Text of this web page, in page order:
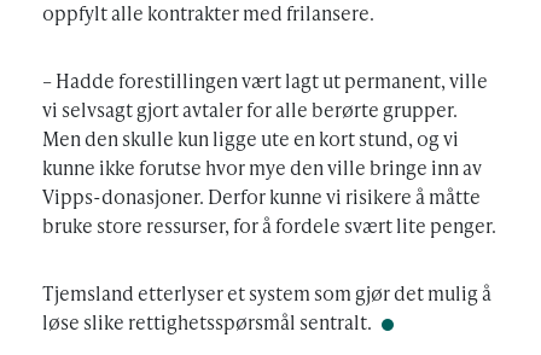
oppfylt alle kontrakter med frilansere.
– Hadde forestillingen vært lagt ut permanent, ville
vi selvsagt gjort avtaler for alle berørte grupper.
Men den skulle kun ligge ute en kort stund, og vi
kunne ikke forutse hvor mye den ville bringe inn av
Vipps-donasjoner. Derfor kunne vi risikere å måtte
bruke store ressurser, for å fordele svært lite penger.
Tjemsland etterlyser et system som gjør det mulig å
løse slike rettighetsspørsmål sentralt.